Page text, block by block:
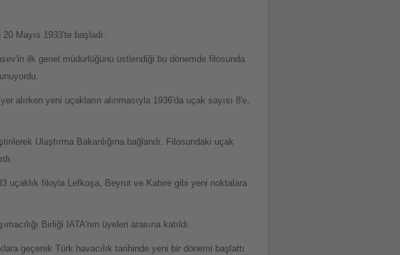
Mayıs 1933'te başladı.
ilk genel müdürlüğünü üstlendiği bu dönemde filosunda
alırken yeni uçakların alınmasıyla 1936'da uçak sayısı 8'e,
Ulaştırma Bakanlığına bağlandı. Filosundaki uçak
uçaklık filoyla Lefkoşa, Beyrut ve Kahire gibi yeni noktalara
Birliği IATA'nın üyeleri arasına katıldı.
geçerek Türk havacılık tarihinde yeni bir dönemi başlattı.